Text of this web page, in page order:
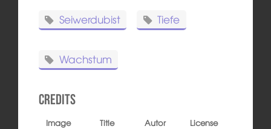
Seiwerdubist Tiefe
Wachstum
Credits
Image Title Autor
License